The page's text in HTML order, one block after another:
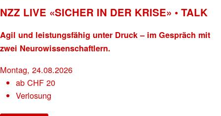
NZZ LIVE «SICHER IN DER KRISE» • TALK
Agil und leistungsfähig unter Druck – im Gespräch mit
zwei Neurowissenschaftlern.
Montag, 24.08.2026
abCHF 20
Verlosung